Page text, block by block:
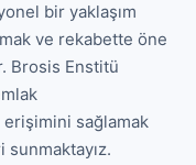
bir yaklaşım
ve rekabette öne
Brosis Enstitü
sağlamak
sunmaktayız.